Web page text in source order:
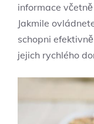
informace
Jakmile
schopni
jejich rychlého